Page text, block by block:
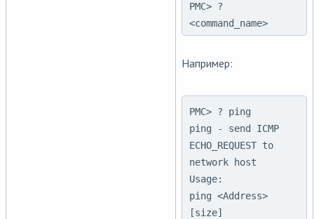
PMC> ?
<command_name>
Например:
PMC> ? ping
ping - send ICMP
ECHO_REQUEST to
network host
Usage:
ping <Address>
[size]